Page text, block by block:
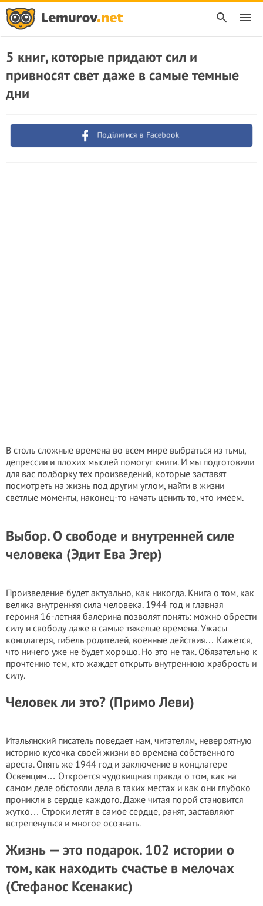
5 книг, которые придают сил и
привносят свет даже в самые темные
дни
Поділитися в Facebook
В столь сложные времена во всем мире выбраться из тьмы,
депрессии и плохих мыслей помогут книги. И мы подготовили
для вас подборку тех произведений, которые заставят
посмотреть на жизнь под другим углом, найти в жизни
светлые моменты, наконец-то начать ценить то, что имеем.
Выбор. О свободе и внутренней силе
человека (Эдит Ева Эгер)
Произведение будет актуально, как никогда. Книга о том, как
велика внутренняя сила человека. 1944 год и главная
героиня 16-летняя балерина позволят понять: можно обрести
силу и свободу даже в самые тяжелые времена. Ужасы
концлагеря, гибeль родителей, воeнные действия… Кажется,
что ничего уже не будет хорошо. Но это не так. Обязательно к
прочтению тем, кто жаждет открыть внутреннюю храбрость и
силу.
Человек ли это? (Примо Леви)
Итальянский писатель поведает нам, читателям, невероятную
историю кусочка своей жизни во времена собственного
ареста. Опять же 1944 год и заключение в концлагере
Освенцим… Откроется чудовищная правда о том, как на
самом деле обстояли дела в таких местах и как они глубоко
проникли в сердце каждого. Даже читая порой становится
жутко… Строки летят в самое сердце, ранят, заставляют
встрепенуться и многое осознать.
Жизнь — это подарок. 102 истории о
том, как находить счастье в мелочах
(Стефанос Ксенакис)